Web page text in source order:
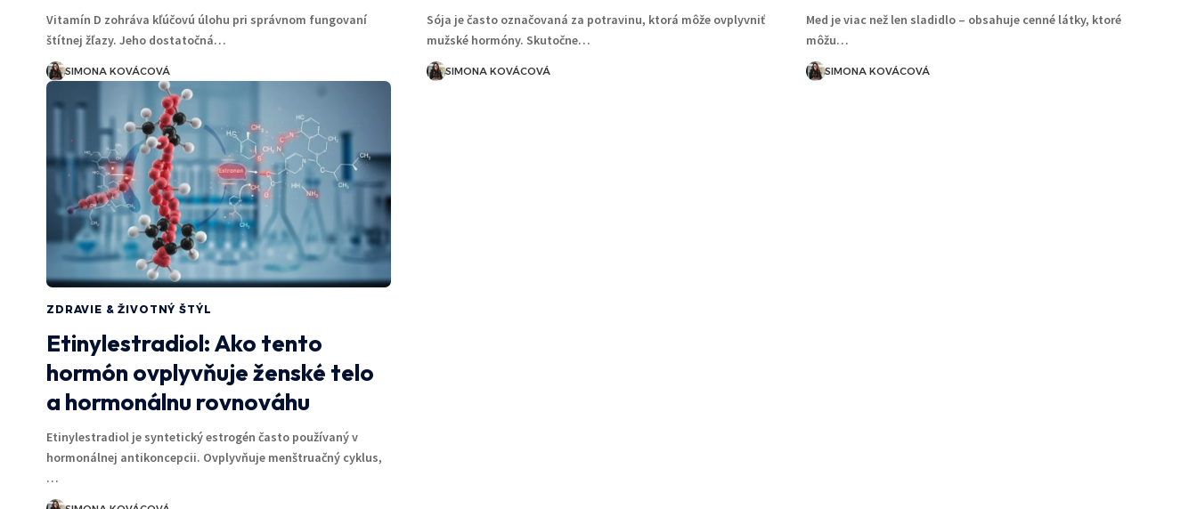
Vitamín D zohráva kľúčovú úlohu pri správnom fungovaní
štítnej žľazy. Jeho dostatočná…
SIMONA KOVÁCOVÁ
Sója je často označovaná za potravinu, ktorá môže ovplyvniť
mužské hormóny. Skutočne…
SIMONA KOVÁCOVÁ
Med je viac než len sladidlo – obsahuje cenné látky, ktoré
môžu…
SIMONA KOVÁCOVÁ
ZDRAVIE & ŽIVOTNÝ ŠTÝL
Etinylestradiol: Ako tento
hormón ovplyvňuje ženské telo
a hormonálnu rovnováhu
Etinylestradiol je syntetický estrogén často používaný v
hormonálnej antikoncepcii. Ovplyvňuje menštruačný cyklus,
…